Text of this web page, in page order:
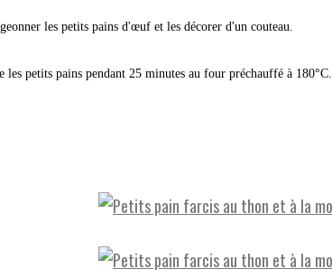
les petits pains d'œuf et les décorer d'un couteau.
les petits pains pendant 25 minutes au four préchauffé à 180°C.